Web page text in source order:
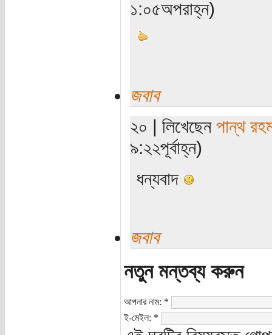
১:০৫অপরাহ্ন)
জবাব
২০ | লিখেছেন পান্থ
৯:২২পূর্বাহ্ন)
ধন্যবাদ
জবাব
নতুন মন্তব্য করুন
আপনার নাম: *
ই-মেইল: *